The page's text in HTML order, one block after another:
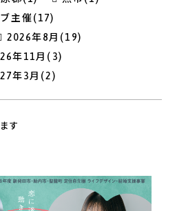
主催(17)
2026年8月(19)
年11月(3)
年3月(2)
す